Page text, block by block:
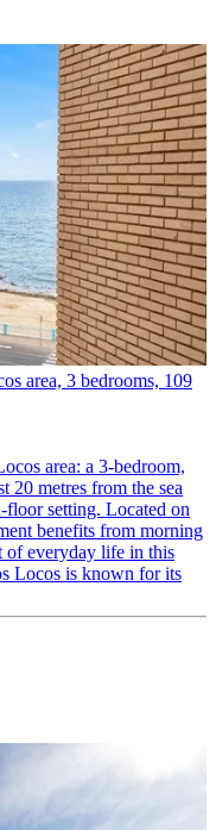
area, 3 bedrooms, 109
area: a 3-bedroom,
20 metres from the sea
setting. Located on
benefits from morning
of everyday life in this
Locos is known for its